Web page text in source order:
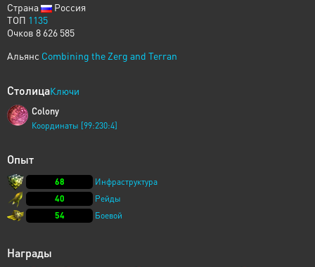
Страна
Россия
ТОП 1135
Очков 8 626 585
Альянс Combining the Zerg and Terran
СтолицаКлючи
Colony
Координаты [99:230:4]
Опыт
68
Инфраструктура
40
Рейды
54
Боевой
Награды